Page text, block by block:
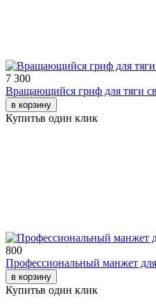
7 300
Вращающийся гриф для тяги
в корзину
Купитьв один клик
800
Профессиональный манжет
в корзину
Купитьв один клик